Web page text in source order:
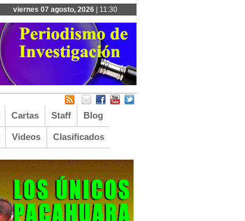
viernes 07 agosto, 2026| 11:30
Cartas Staff Blog
Videos Clasificados